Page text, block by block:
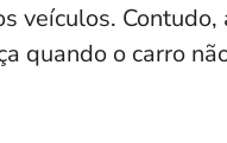
veículos. Contudo,
quando o carro